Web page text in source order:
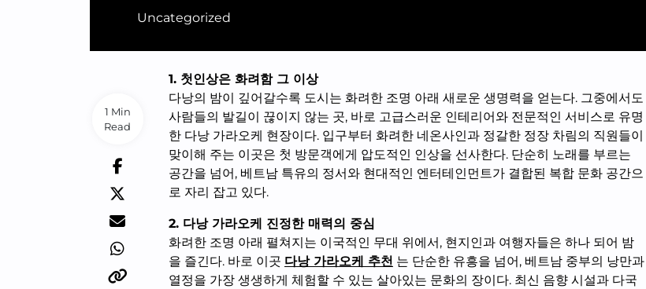
Uncategorized
1 Min
Read
1. 첫인상은 화려함 그 이상
다낭의 밤이 깊어갈수록 도시는 화려한 조명 아래 새로운 생명력을 얻는다. 그중에서도
사람들의 발길이 끊이지 않는 곳, 바로 고급스러운 인테리어와 전문적인 서비스로 유명
한 다낭 가라오케 현장이다. 입구부터 화려한 네온사인과 정갈한 정장 차림의 직원들이
맞이해 주는 이곳은 첫 방문객에게 압도적인 인상을 선사한다. 단순히 노래를 부르는
공간을 넘어, 베트남 특유의 정서와 현대적인 엔터테인먼트가 결합된 복합 문화 공간으
로 자리 잡고 있다.
2. 다낭 가라오케 진정한 매력의 중심
화려한 조명 아래 펼쳐지는 이국적인 무대 위에서, 현지인과 여행자들은 하나 되어 밤
을 즐긴다. 바로 이곳 다낭 가라오케 추천 는 단순한 유흥을 넘어, 베트남 중부의 낭만과
열정을 가장 생생하게 체험할 수 있는 살아있는 문화의 장이다. 최신 음향 시설과 다국